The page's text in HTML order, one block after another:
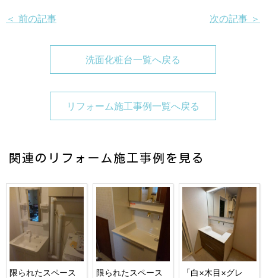
＜ 前の記事 次の記事 ＞
洗面化粧台一覧へ戻る
リフォーム施工事例一覧へ戻る
関連のリフォーム施工事例を見る
限られたスペース
限られたスペース
「白×木目×グレ